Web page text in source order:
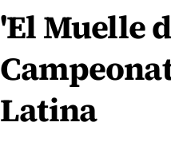
'El Muelle
Latina